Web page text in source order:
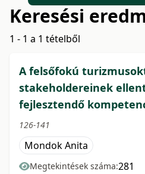
Keresési
1 - 1 a 1 tételből
A felsőfokú
stakeholdereinek
fejlesztendő
126-141
Mondok Anita
Megtekintések száma:281